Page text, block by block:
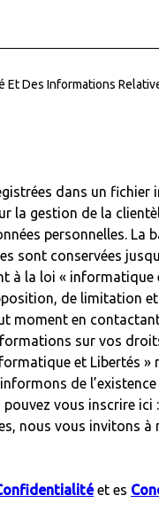
Et Des Informations
dans un fichier
gestion de la
personnelles. La
sont conservées
à la loi «
de limitation
moment en
sur vos
et Libertés »
de
vous inscrire ici :
nous vous invitons à
et es